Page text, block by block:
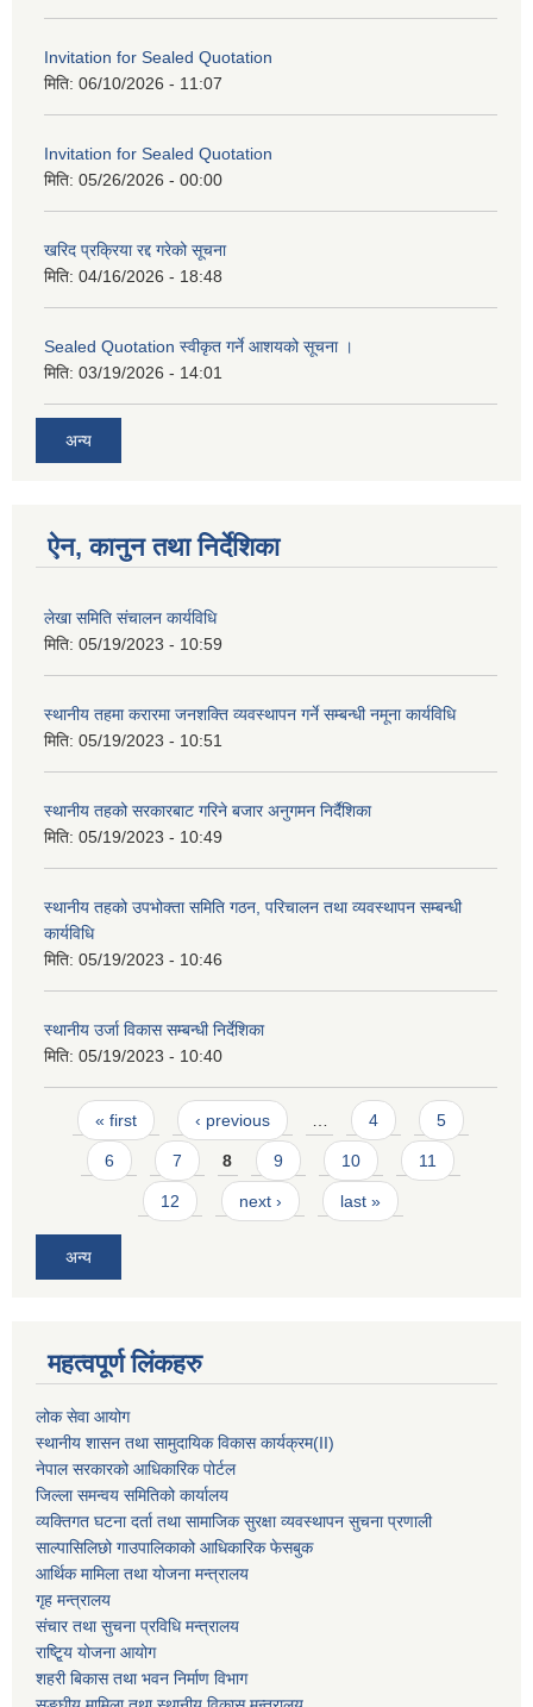
Invitation for Sealed Quotation
मिति: 06/10/2026 - 11:07
Invitation for Sealed Quotation
मिति: 05/26/2026 - 00:00
खरिद प्रक्रिया रद्द गरेको सूचना
मिति: 04/16/2026 - 18:48
Sealed Quotation स्वीकृत गर्ने आशयको सूचना ।
मिति: 03/19/2026 - 14:01
अन्य
ऐन, कानुन तथा निर्देशिका
लेखा समिति संचालन कार्यविधि
मिति: 05/19/2023 - 10:59
स्थानीय तहमा करारमा जनशक्ति व्यवस्थापन गर्ने सम्बन्धी नमूना कार्यविधि
मिति: 05/19/2023 - 10:51
स्थानीय तहको सरकारबाट गरिने बजार अनुगमन निर्दैशिका
मिति: 05/19/2023 - 10:49
स्थानीय तहको उपभोक्ता समिति गठन, परिचालन तथा व्यवस्थापन सम्बन्धी
कार्यविधि
मिति: 05/19/2023 - 10:46
स्थानीय उर्जा विकास सम्बन्धी निर्देशिका
मिति: 05/19/2023 - 10:40
Pages
« first ‹ previous … 4 5
6 7 8 9 10 11
12 next › last »
अन्य
महत्वपूर्ण लिंकहरु
लोक सेवा आयोग
स्थानीय शासन तथा सामुदायिक विकास कार्यक्रम(II)
नेपाल सरकारको आधिकारिक पोर्टल
जिल्ला समन्वय समितिको कार्यालय
व्यक्तिगत घटना दर्ता तथा सामाजिक सुरक्षा व्यवस्थापन सुचना प्रणाली
साल्पासिलिछो गाउपालिकाको आधिकारिक फेसबुक
आर्थिक मामिला तथा योजना मन्त्रालय
गृह मन्त्रालय
संचार तथा सुचना प्रविधि मन्त्रालय
राष्टि्ृय योजना आयोग
शहरी बिकास तथा भवन निर्माण विभाग